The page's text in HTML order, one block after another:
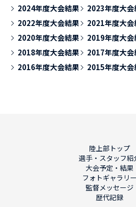
2024年度大会結果
2023年度大会
2022年度大会結果
2021年度大会
2020年度大会結果
2019年度大会
2018年度大会結果
2017年度大会
2016年度大会結果
2015年度大会
陸上部トップ
選手・スタッフ紹
大会予定・結果
フォトギャラリー
監督メッセージ
歴代記録